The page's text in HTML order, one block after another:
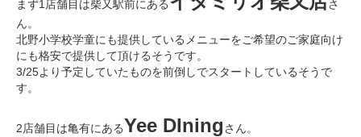
まず1 店舗目は柴又駅前にある
さ
ん。
北野小学校学童にも提供しているメニューをご希望のご家庭向け
にも格安で提供して頂けるそうです。
3/25より予定していたものを前倒しでスタートしているそうで
す。
2店舗目は亀有にあるYee DIningさん。